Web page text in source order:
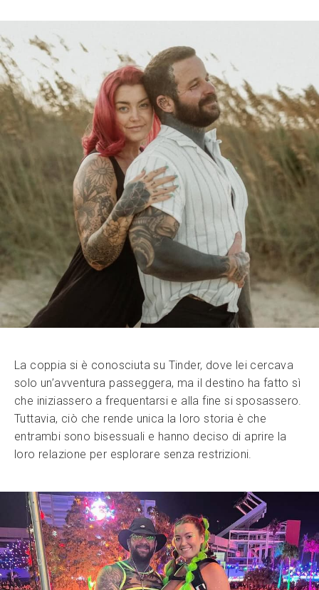
La coppia si è conosciuta su Tinder, dove lei cercava
solo un’avventura passeggera, ma il destino ha fatto sì
che iniziassero a frequentarsi e alla fine si sposassero.
Tuttavia, ciò che rende unica la loro storia è che
entrambi sono bisessuali e hanno deciso di aprire la
loro relazione per esplorare senza restrizioni.